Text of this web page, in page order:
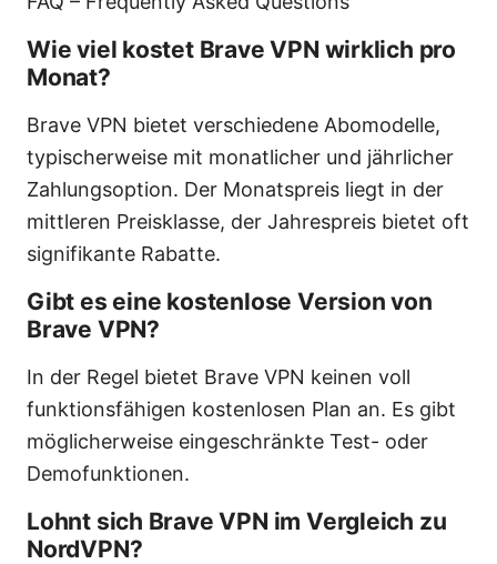
Wie viel kostet Brave VPN wirklich pro
Monat?
Brave VPN bietet verschiedene Abomodelle,
typischerweise mit monatlicher und jährlicher
Zahlungsoption. Der Monatspreis liegt in der
mittleren Preisklasse, der Jahrespreis bietet oft
signifikante Rabatte.
Gibt es eine kostenlose Version von
Brave VPN?
In der Regel bietet Brave VPN keinen voll
funktionsfähigen kostenlosen Plan an. Es gibt
möglicherweise eingeschränkte Test- oder
Demofunktionen.
Lohnt sich Brave VPN im Vergleich zu
NordVPN?